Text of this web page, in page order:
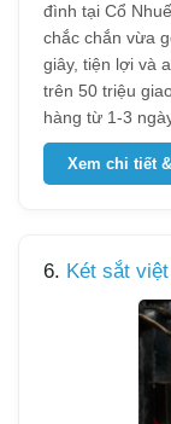
đình tại Cổ
chắc chắn vừa
giây, tiện lợi và
trên 50 triệu
hàng từ 1-3
Xem chi tiết
6. Két sắt